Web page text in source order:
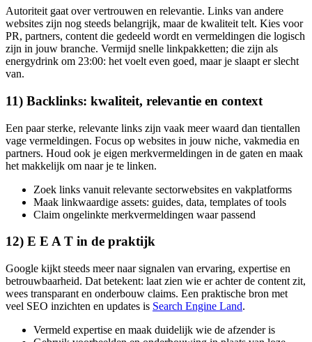
Autoriteit gaat over vertrouwen en relevantie. Links van andere
websites zijn nog steeds belangrijk, maar de kwaliteit telt. Kies voor
PR, partners, content die gedeeld wordt en vermeldingen die logisch
zijn in jouw branche. Vermijd snelle linkpakketten; die zijn als
energydrink om 23:00: het voelt even goed, maar je slaapt er slecht
van.
11) Backlinks: kwaliteit, relevantie en context
Een paar sterke, relevante links zijn vaak meer waard dan tientallen
vage vermeldingen. Focus op websites in jouw niche, vakmedia en
partners. Houd ook je eigen merkvermeldingen in de gaten en maak
het makkelijk om naar je te linken.
Zoek links vanuit relevante sectorwebsites en vakplatforms
Maak linkwaardige assets: guides, data, templates of tools
Claim ongelinkte merkvermeldingen waar passend
12) E E A T in de praktijk
Google kijkt steeds meer naar signalen van ervaring, expertise en
betrouwbaarheid. Dat betekent: laat zien wie er achter de content zit,
wees transparant en onderbouw claims. Een praktische bron met
veel SEO inzichten en updates is Search Engine Land.
Vermeld expertise en maak duidelijk wie de afzender is